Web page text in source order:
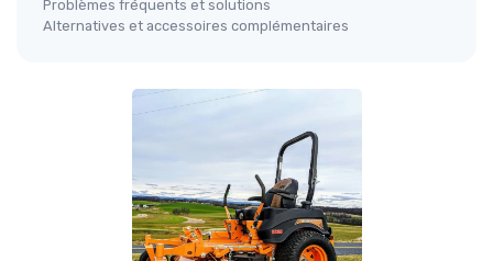
Problèmes fréquents et solutions
Alternatives et accessoires complémentaires